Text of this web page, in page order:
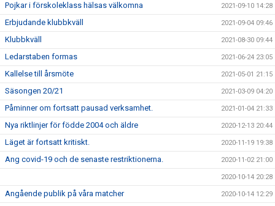
Pojkar i förskoleklass hälsas välkomna 2021-09-10 14:28
Erbjudande klubbkväll 2021-09-04 09:46
Klubbkväll 2021-08-30 09:44
Ledarstaben formas 2021-06-24 23:05
Kallelse till årsmöte 2021-05-01 21:15
Säsongen 20/21 2021-03-09 04:20
Påminner om fortsatt pausad verksamhet. 2021-01-04 21:33
Nya riktlinjer för födde 2004 och äldre 2020-12-13 20:44
Läget är fortsatt kritiskt. 2020-11-19 19:38
Ang covid-19 och de senaste restriktionerna. 2020-11-02 21:00
2020-10-14 20:28
Angående publik på våra matcher 2020-10-14 12:29